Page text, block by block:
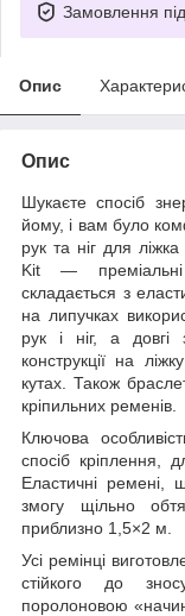
Замовлення
Опис
Опис
Шукаєте спосіб
йому, і вам було
рук та ніг для
Kit —
складається з
на липучках
рук і ніг, а довгі
конструкції на
кутах. Також
кріпильних ременів.
Ключова
спосіб кріплення,
Еластичні ремені,
змогу щільно
приблизно 1,5×2 м.
Усі ремінці
стійкого до
поролоновою